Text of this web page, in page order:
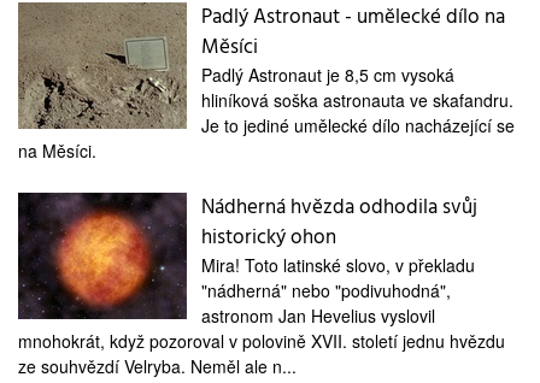
tajemství
firmy
zdraví
medicína
Padlý Astronaut - umělecké dílo na
Měsíci
Padlý Astronaut je 8,5 cm vysoká
hliníková soška astronauta ve skafandru.
Je to jediné umělecké dílo nacházející se
na Měsíci.
Nádherná hvězda odhodila svůj
historický ohon
Mira! Toto latinské slovo, v překladu
"nádherná" nebo "podivuhodná",
astronom Jan Hevelius vyslovil
mnohokrát, když pozoroval v polovině XVII. století jednu hvězdu
ze souhvězdí Velryba. Neměl ale n...